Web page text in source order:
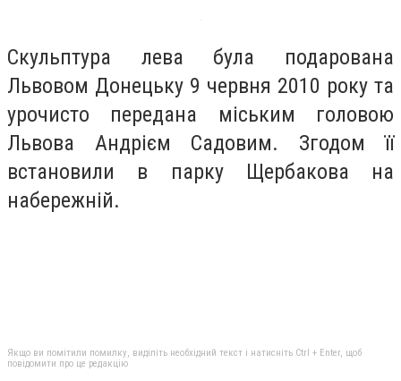
Скульптура лева була подарована
Львовом Донецьку 9 червня 2010 року та
урочисто передана міським головою
Львова Андрієм Садовим. Згодом її
встановили в парку Щербакова на
набережній.
Якщо ви помітили помилку, виділіть необхідний текст і натисніть Ctrl + Enter, щоб
повідомити про це редакцію